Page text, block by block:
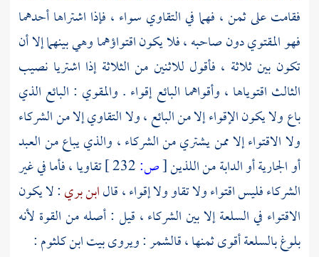
فقامت على ثمن ، فهما في التقاوي سواء ، فإذا اشتراها أحدهما
فهو المقتوي دون صاحبه ، فلا يكون اقتواؤهما وهي بينهما إلا أن
تكون بين ثلاثة ، فأقول للاثنين من الثلاثة إذا اشتريا نصيب
الثالث اقتوياها ، وأقواهما البائع إقواء . والمقوي : البائع الذي
باع ولا يكون الإقواء إلا من البائع ، ولا التقاوي إلا من الشركاء
ولا الاقتواء إلا ممن يشتري من الشركاء ، والذي يباع من العبد
أو الجارية أو الدابة من اللذين[ص:
تقاويا ، فأما في غير
الشركاء فليس اقتواء ولا تقاو ولا إقواء ، قالابن بري: لا يكون
الاقتواء في السلعة إلا بين الشركاء ، قيل : أصله من القوة لأنه
بلوغ بالسلعة أقوى ثمنها ، قالشمر: ويروى بيتابن كلثوم: